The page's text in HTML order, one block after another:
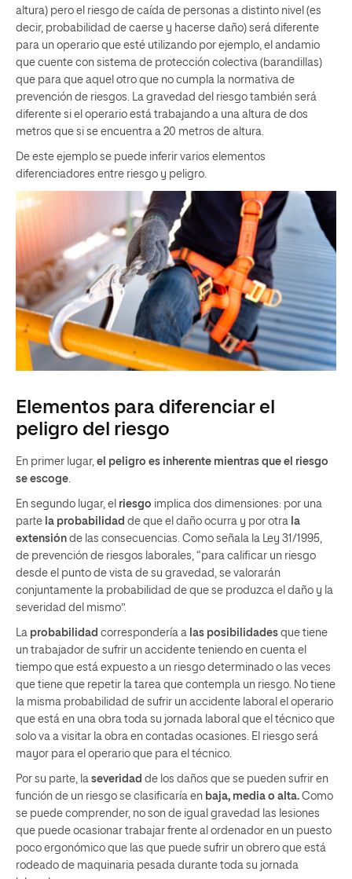
altura) pero el riesgo de caída de personas a distinto nivel (es
decir, probabilidad de caerse y hacerse daño) será diferente
para un operario que esté utilizando por ejemplo, el andamio
que cuente con sistema de protección colectiva (barandillas)
que para que aquel otro que no cumpla la normativa de
prevención de riesgos. La gravedad del riesgo también será
diferente si el operario está trabajando a una altura de dos
metros que si se encuentra a 20 metros de altura.
De este ejemplo se puede inferir varios elementos
diferenciadores entre riesgo y peligro.
Elementos para diferenciar el
peligro del riesgo
En primer lugar, el peligro es inherente mientras que el riesgo
se escoge.
En segundo lugar, el riesgo implica dos dimensiones: por una
parte la probabilidad de que el daño ocurra y por otra la
extensión de las consecuencias. Como señala la Ley 31/1995,
de prevención de riesgos laborales, “para calificar un riesgo
desde el punto de vista de su gravedad, se valorarán
conjuntamente la probabilidad de que se produzca el daño y la
severidad del mismo”.
La probabilidad correspondería a las posibilidades que tiene
un trabajador de sufrir un accidente teniendo en cuenta el
tiempo que está expuesto a un riesgo determinado o las veces
que tiene que repetir la tarea que contempla un riesgo. No tiene
la misma probabilidad de sufrir un accidente laboral el operario
que está en una obra toda su jornada laboral que el técnico que
solo va a visitar la obra en contadas ocasiones. El riesgo será
mayor para el operario que para el técnico.
Por su parte, la severidad de los daños que se pueden sufrir en
función de un riesgo se clasificaría en baja, media o alta. Como
se puede comprender, no son de igual gravedad las lesiones
que puede ocasionar trabajar frente al ordenador en un puesto
poco ergonómico que las que puede sufrir un obrero que está
rodeado de maquinaria pesada durante toda su jornada